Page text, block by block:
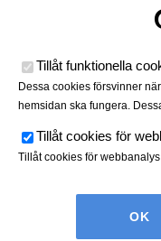
Smalspårsarkivet
Tillåt funktionella
Dessa cookies försvinner
hemsidan ska fungera.
Tillåt cookies för
Tillåt cookies för